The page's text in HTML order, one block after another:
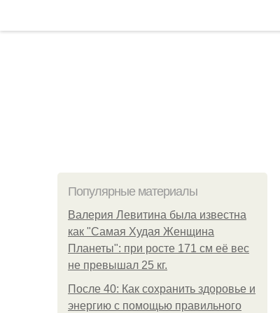
Популярные материалы
Валерия Левитина была известна
как "Самая Худая Женщина
Планеты": при росте 171 см её вес
не превышал 25 кг.
После 40: Как сохранить здоровье и
энергию с помощью правильного